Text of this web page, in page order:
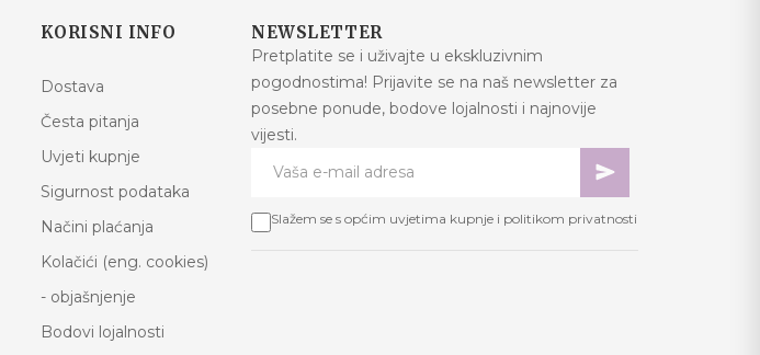
KORISNI INFO
Dostava
Česta pitanja
Uvjeti kupnje
Sigurnost podataka
Načini plaćanja
Kolačići (eng. cookies)
- objašnjenje
Bodovi lojalnosti
NEWSLETTER
Pretplatite se i uživajte u ekskluzivnim
pogodnostima! Prijavite se na naš newsletter za
posebne ponude, bodove lojalnosti i najnovije
vijesti.
Slažem se s općim uvjetima kupnje i politikom privatnosti